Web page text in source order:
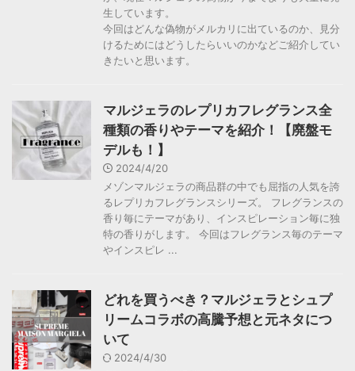
生しています。
今回はどんな偽物がメルカリに出ているのか、見分
けるためにはどうしたらいいのかなどご紹介してい
きたいと思います。
マルジェラのレプリカフレグランス全
種類の香りやテーマを紹介！【廃盤モ
デルも！】
2024/4/20
メゾンマルジェラの商品群の中でも屈指の人気を誇
るレプリカフレグランスシリーズ。 フレグランスの
香り毎にテーマがあり、インスピレーション毎に独
特の香りがします。 今回はフレグランス毎のテーマ
やインスピレ ...
どれを買うべき？マルジェラとシュプ
リームコラボの高騰予想と元ネタにつ
いて
2024/4/30